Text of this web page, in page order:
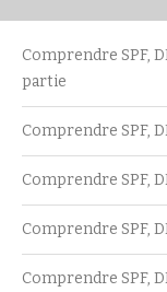
Comprendre SPF,
partie
Comprendre SPF,
Comprendre SPF,
Comprendre SPF,
Comprendre SPF,